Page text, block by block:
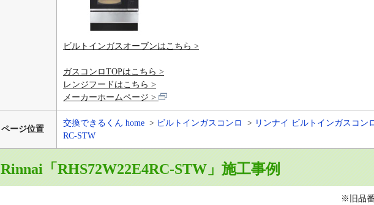
ビルトインガスオーブンはこちら
ガスコンロTOPはこちら
レンジフードはこちら
メーカーホームページ
ページ位置
交換できるくん home ビルトインガスコンロ リンナイ ビルトインガスコン
RC-STW
Rinnai「RHS72W22E4RC-STW」施工事例
※旧品